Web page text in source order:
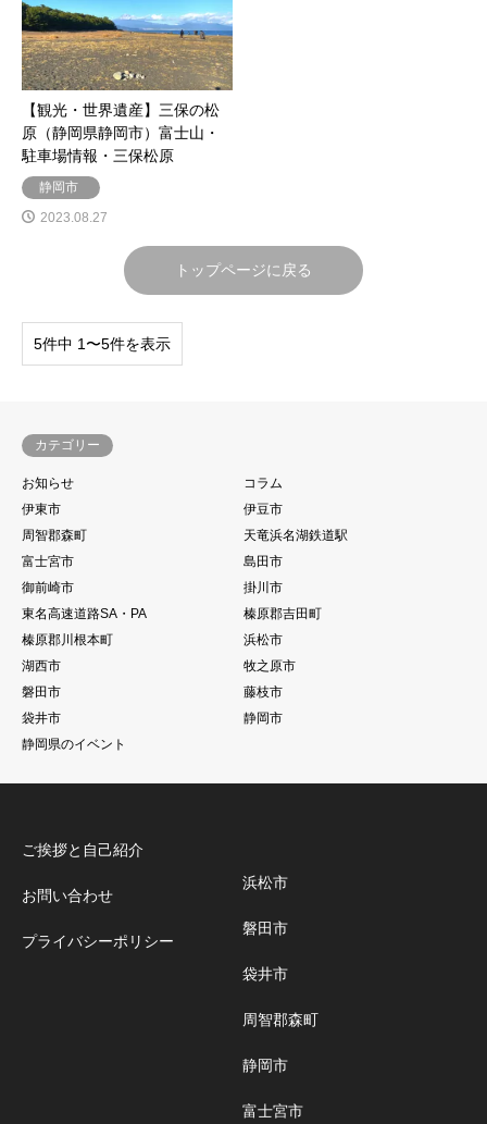
【観光・世界遺産】三保の松
原（静岡県静岡市）富士山・
駐車場情報・三保松原
静岡市
2023.08.27
トップページに戻る
5件中 1〜5件を表示
カテゴリー
お知らせ
コラム
伊東市
伊豆市
周智郡森町
天竜浜名湖鉄道駅
富士宮市
島田市
御前崎市
掛川市
東名高速道路SA・PA
榛原郡吉田町
榛原郡川根本町
浜松市
湖西市
牧之原市
磐田市
藤枝市
袋井市
静岡市
静岡県のイベント
ご挨拶と自己紹介
お問い合わせ
プライバシーポリシー
浜松市
磐田市
袋井市
周智郡森町
静岡市
富士宮市